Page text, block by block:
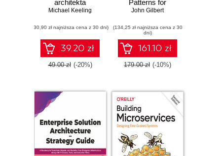
architekta
oprogramowania
Michael Keeling
(30,90 zł najniższa cena z 30 dni)
39.20 zł
49.00 zł (-20%)
Patterns for
Serverless
Architecting for
innovation with
events,
autonomous
services, and
John Gilbert
(134,25 zł najniższa cena z 30
dni)
161.10 zł
179.00 zł (-10%)